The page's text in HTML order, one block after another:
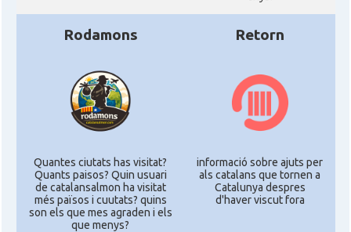
Rodamons
Quantes ciutats has visitat?
Quants paisos? Quin usuari
de catalansalmon ha visitat
més països i cuutats? quins
son els que mes agraden i els
que menys?
Retorn
informació sobre ajuts per
als catalans que tornen a
Catalunya despres
d'haver viscut fora